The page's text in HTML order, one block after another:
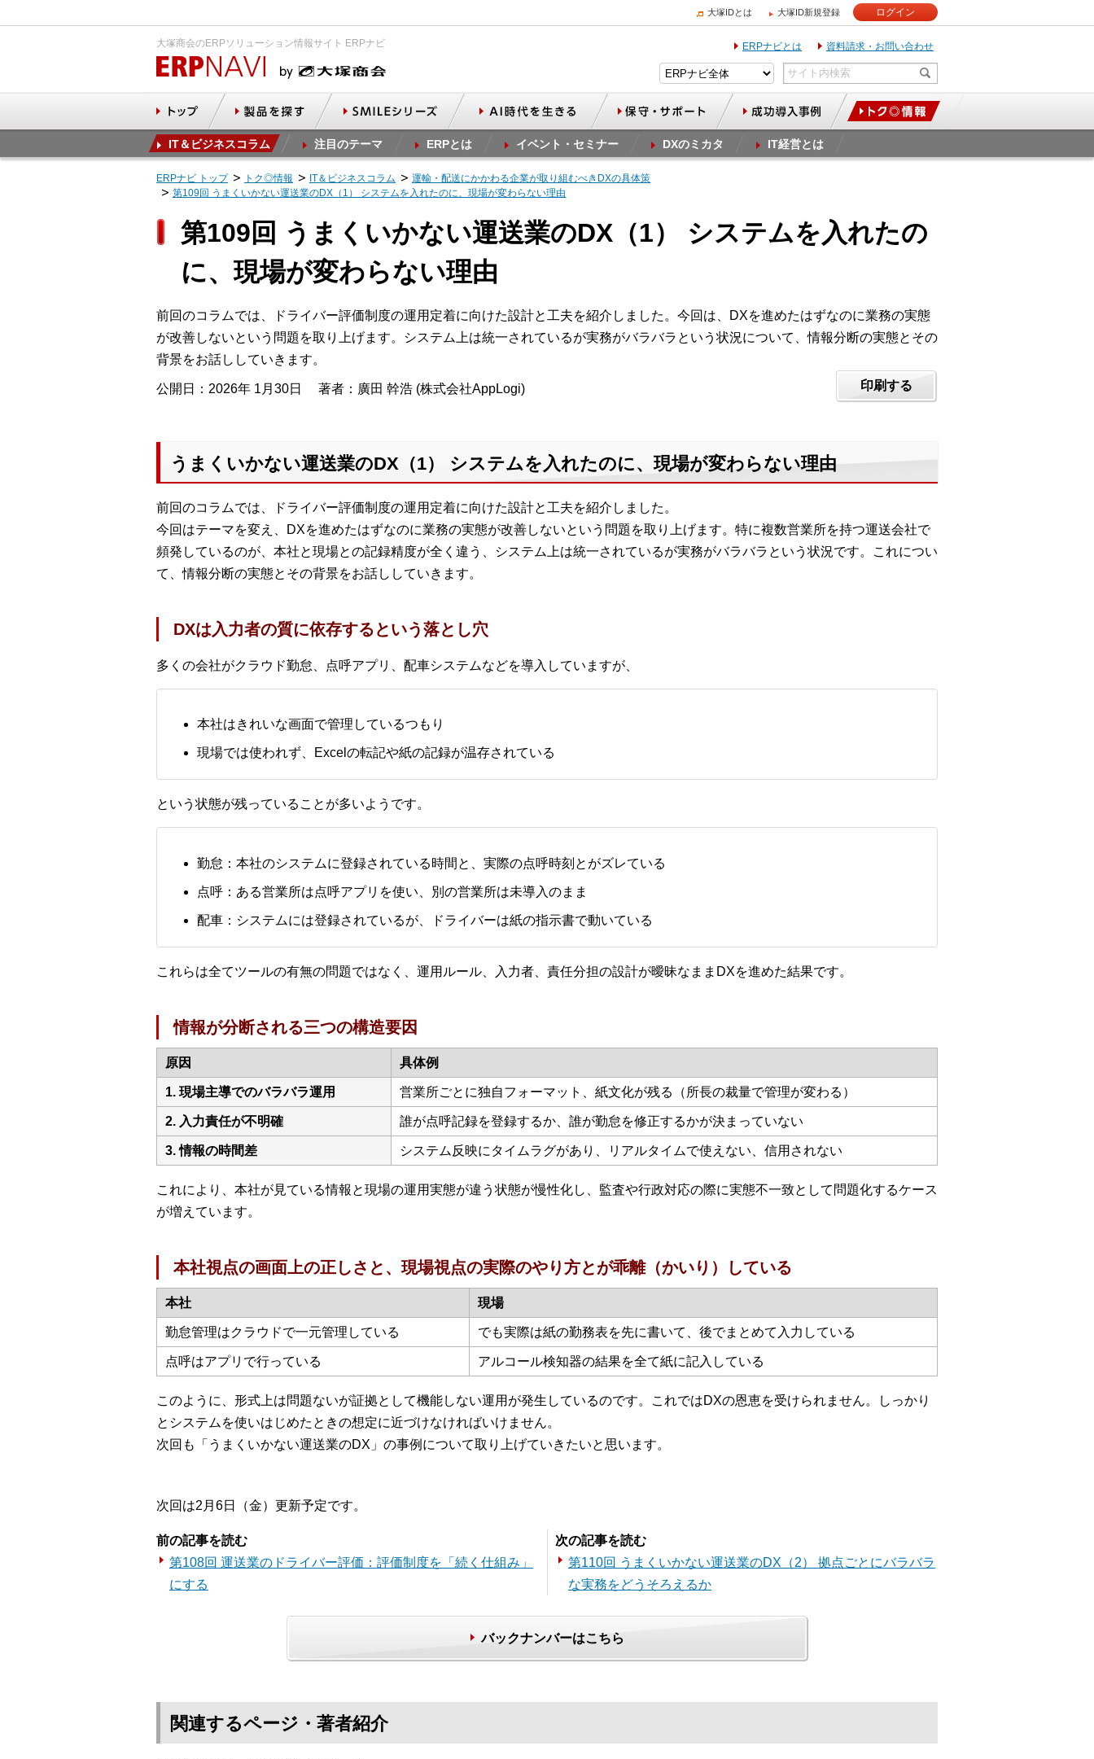
大塚IDとは 大塚ID新規登録 ログイン
大塚商会のERPソリューション情報サイト ERPナビ ERPナビとは 資料請求・お問い合わせ
IT＆ビジネスコラム 注目のテーマ ERPとは イベント・セミナー DXのミカタ IT経営とは
ERPナビ トップ トク◎情報 IT＆ビジネスコラム
運輸・配送にかかわる企業が取り組むべきDXの具体策
第109回 うまくいかない運送業のDX（1） システムを入れたのに、現場が変わらない理由
第109回 うまくいかない運送業のDX（1） システムを入れたの
に、現場が変わらない理由
前回のコラムでは、ドライバー評価制度の運用定着に向けた設計と工夫を紹介しました。今回は、DXを進めたはずなのに業務の実態
が改善しないという問題を取り上げます。システム上は統一されているが実務がバラバラという状況について、情報分断の実態とその
背景をお話ししていきます。
公開日：2026年 1月30日 著者：廣田 幹浩 (株式会社AppLogi) 印刷する
うまくいかない運送業のDX（1） システムを入れたのに、現場が変わらない理由
前回のコラムでは、ドライバー評価制度の運用定着に向けた設計と工夫を紹介しました。
今回はテーマを変え、DXを進めたはずなのに業務の実態が改善しないという問題を取り上げます。特に複数営業所を持つ運送会社で
頻発しているのが、本社と現場との記録精度が全く違う、システム上は統一されているが実務がバラバラという状況です。これについ
て、情報分断の実態とその背景をお話ししていきます。
DXは入力者の質に依存するという落とし穴
多くの会社がクラウド勤怠、点呼アプリ、配車システムなどを導入していますが、
本社はきれいな画面で管理しているつもり
現場では使われず、Excelの転記や紙の記録が温存されている
という状態が残っていることが多いようです。
勤怠：本社のシステムに登録されている時間と、実際の点呼時刻とがズレている
点呼：ある営業所は点呼アプリを使い、別の営業所は未導入のまま
配車：システムには登録されているが、ドライバーは紙の指示書で動いている
これらは全てツールの有無の問題ではなく、運用ルール、入力者、責任分担の設計が曖昧なままDXを進めた結果です。
情報が分断される三つの構造要因
原因 具体例
1. 現場主導でのバラバラ運用 営業所ごとに独自フォーマット、紙文化が残る（所長の裁量で管理が変わる）
2. 入力責任が不明確 誰が点呼記録を登録するか、誰が勤怠を修正するかが決まっていない
3. 情報の時間差 システム反映にタイムラグがあり、リアルタイムで使えない、信用されない
これにより、本社が見ている情報と現場の運用実態が違う状態が慢性化し、監査や行政対応の際に実態不一致として問題化するケース
が増えています。
本社視点の画面上の正しさと、現場視点の実際のやり方とが乖離（かいり）している
本社 現場
勤怠管理はクラウドで一元管理している でも実際は紙の勤務表を先に書いて、後でまとめて入力している
点呼はアプリで行っている アルコール検知器の結果を全て紙に記入している
このように、形式上は問題ないが証拠として機能しない運用が発生しているのです。これではDXの恩恵を受けられません。しっかり
とシステムを使いはじめたときの想定に近づけなければいけません。
次回も「うまくいかない運送業のDX」の事例について取り上げていきたいと思います。
次回は2月6日（金）更新予定です。
前の記事を読む
第108回 運送業のドライバー評価：評価制度を「続く仕組み」
にする
次の記事を読む
第110回 うまくいかない運送業のDX（2） 拠点ごとにバラバラ
な実務をどうそろえるか
バックナンバーはこちら
関連するページ・著者紹介